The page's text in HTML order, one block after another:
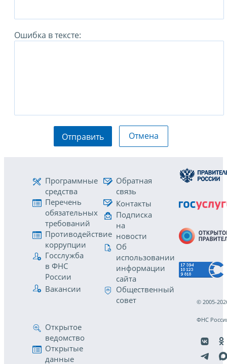
Ошибка в тексте:
Отправить Отмена
Программные
средства
Перечень
обязательных
требований
Противодействие
коррупции
Госслужба
в ФНС
России
Вакансии
Обратная
связь
Контакты
Подписка
на
новости
Об
использовании
информации
сайта
Общественный
совет
Открытое
ведомство
Открытые
данные
© 2005-
ФНС